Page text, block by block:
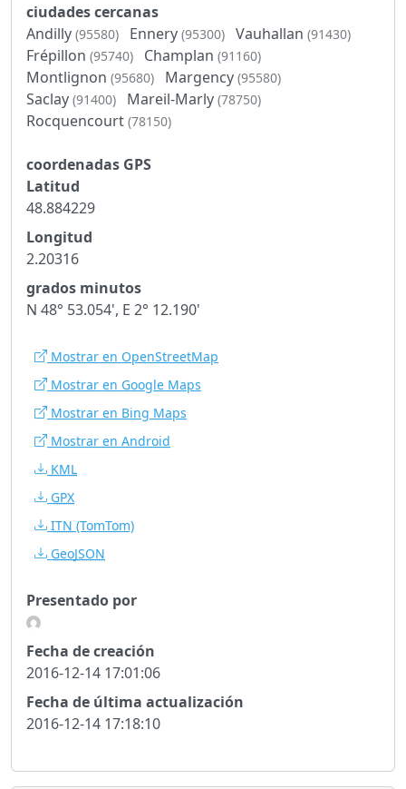
ciudades cercanas
Andilly (95580) Ennery (95300) Vauhallan (91430)
Frépillon (95740) Champlan (91160)
Montlignon (95680) Margency (95580)
Saclay (91400) Mareil-Marly (78750)
Rocquencourt (78150)
coordenadas GPS
Latitud
48.884229
Longitud
2.20316
grados minutos
N 48° 53.054', E 2° 12.190'
Mostrar en OpenStreetMap
Mostrar en Google Maps
Mostrar en Bing Maps
Mostrar en Android
KML
GPX
ITN (TomTom)
GeoJSON
Presentado por
Fecha de creación
2016-12-14 17:01:06
Fecha de última actualización
2016-12-14 17:18:10